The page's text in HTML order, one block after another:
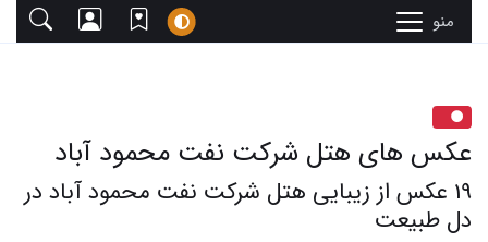
منو
عکس های هتل شرکت نفت محمود آباد
19 عکس از زیبایی هتل شرکت نفت محمود آباد در
دل طبیعت